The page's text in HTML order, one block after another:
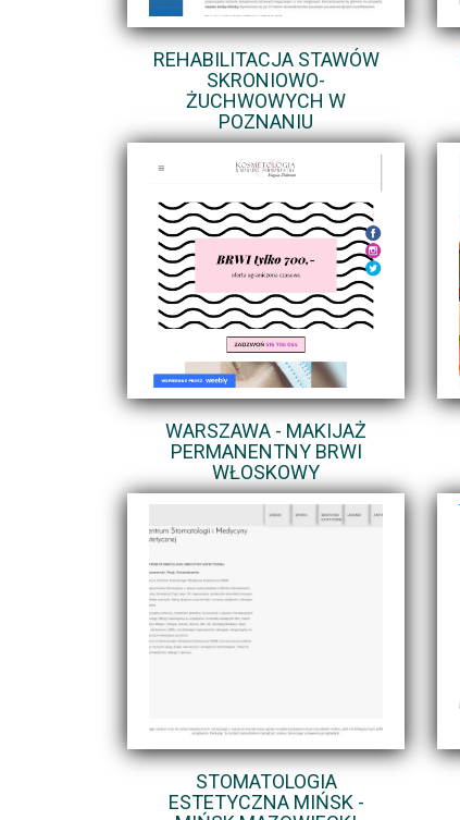
REHABILITACJA STAWÓW
SKRONIOWO-
ŻUCHWOWYCH W
POZNANIU
WARSZAWA - MAKIJAŻ
PERMANENTNY BRWI
WŁOSKOWY
STOMATOLOGIA
ESTETYCZNA MIŃSK -